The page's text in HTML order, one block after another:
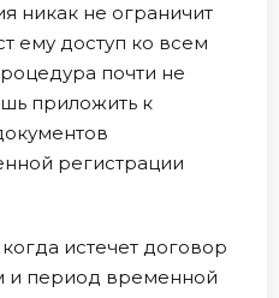
никак не ограничит
ему доступ ко всем
почти не
приложить к
регистрации
истечет договор
и период временной